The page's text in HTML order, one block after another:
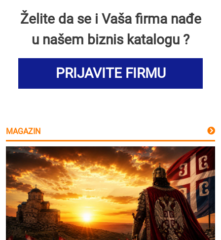
Želite da se i Vaša firma nađe
u našem biznis katalogu ?
PRIJAVITE FIRMU
MAGAZIN